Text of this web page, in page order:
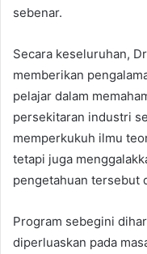
sebenar.
Secara keseluruhan,
memberikan
pelajar dalam
persekitaran industri
memperkukuh ilmu
tetapi juga
pengetahuan tersebut
Program sebegini
diperluaskan pada